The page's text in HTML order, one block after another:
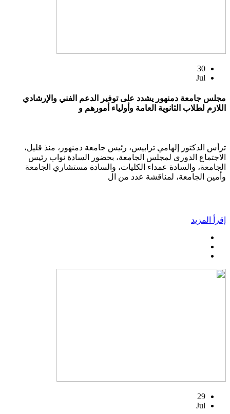
30
Jul
مجلس جامعة دمنهور يشدد على توفير الدعم الفني والإرشادي
اللازم لطلاب الثانوية العامة وأولياء أمورهم و
ترأس الدكتور إلهامي ترابيس، رئيس جامعة دمنهور، منذ قليل،
الاجتماع الدورى لمجلس الجامعة، بحضور السادة نواب رئيس
الجامعة، والسادة عمداء الكليات، والسادة مستشاري الجامعة
وأمين الجامعة، لمناقشة عدد من ال
إقرأ المزيد
29
Jul